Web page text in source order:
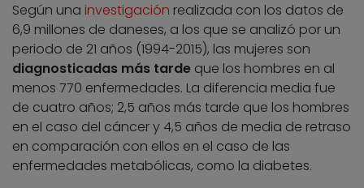
Según una investigación realizada con los datos de
6,9 millones de daneses, a los que se analizó por un
periodo de 21 años (1994-2015), las mujeres son
diagnosticadas más tarde que los hombres en al
menos 770 enfermedades. La diferencia media fue
de cuatro años; 2,5 años más tarde que los hombres
en el caso del cáncer y 4,5 años de media de retraso
en comparación con ellos en el caso de las
enfermedades metabólicas, como la diabetes.